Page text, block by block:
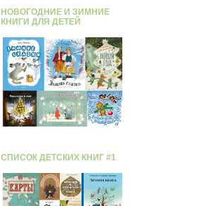
НОВОГОДНИЕ И ЗИМНИЕ
КНИГИ ДЛЯ ДЕТЕЙ
СПИСОК ДЕТСКИХ КНИГ #1